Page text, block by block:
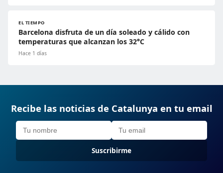
EL TIEMPO
Barcelona disfruta de un día soleado y cálido con
temperaturas que alcanzan los 32°C
Hace 1 días
Recibe las noticias de Catalunya en tu email
Suscribirme